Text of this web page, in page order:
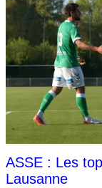
ASSE : Les
Lausanne